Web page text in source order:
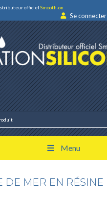
officiel Smooth-on
Se connecter
Menu
DE MER EN RÉSINE